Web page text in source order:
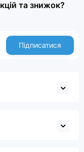
та знижок?
Підписатися